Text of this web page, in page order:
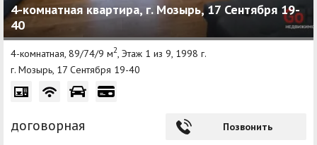
4-комнатная квартира, г. Мозырь, 17 Сентября 19-
40
4-комнатная, 89/74/9 м2 , Этаж 1 из 9, 1998 г.
г. Мозырь, 17 Сентября 19-40
договорная Позвонить